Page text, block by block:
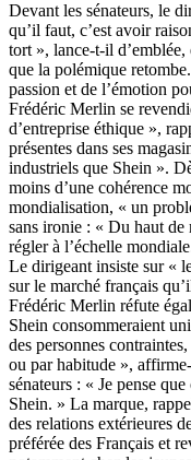
Devant les sénateurs, le
qu’il faut, c’est avoir
tort », lance-t-il
que la polémique
passion et de l’émotion
Frédéric Merlin se
d’entreprise éthique »,
présentes dans ses
industriels que Shein ».
moins d’une cohérence
mondialisation, « un
sans ironie : « Du haut de
régler à l’échelle
Le dirigeant insiste sur «
sur le marché français
Frédéric Merlin réfute
Shein consommeraient
des personnes
ou par habitude »,
sénateurs : « Je pense
Shein. » La marque,
des relations extérieures
préférée des Français et